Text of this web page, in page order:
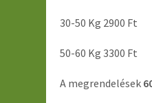
30-50 Kg 2900 Ft
50-60 Kg 3300 Ft
A megrendelések